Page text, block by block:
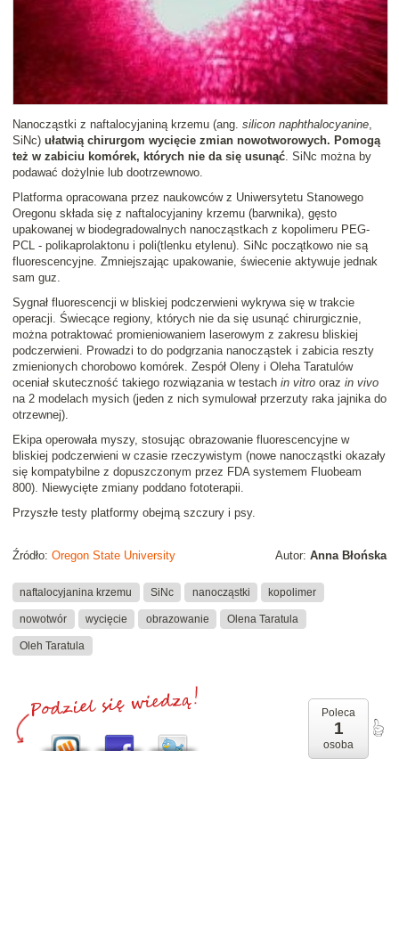
Nanocząstki z naftalocyjaniną krzemu (ang. silicon naphthalocyanine,
SiNc) ułatwią chirurgom wycięcie zmian nowotworowych. Pomogą
też w zabiciu komórek, których nie da się usunąć. SiNc można by
podawać dożylnie lub dootrzewnowo.
Platforma opracowana przez naukowców z Uniwersytetu Stanowego
Oregonu składa się z naftalocyjaniny krzemu (barwnika), gęsto
upakowanej w biodegradowalnych nanocząstkach z kopolimeru PEG-
PCL - polikaprolaktonu i poli(tlenku etylenu). SiNc początkowo nie są
fluorescencyjne. Zmniejszając upakowanie, świecenie aktywuje jednak
sam guz.
Sygnał fluorescencji w bliskiej podczerwieni wykrywa się w trakcie
operacji. Świecące regiony, których nie da się usunąć chirurgicznie,
można potraktować promieniowaniem laserowym z zakresu bliskiej
podczerwieni. Prowadzi to do podgrzania nanocząstek i zabicia reszty
zmienionych chorobowo komórek. Zespół Oleny i Oleha Taratulów
oceniał skuteczność takiego rozwiązania w testach in vitro oraz in vivo
na 2 modelach mysich (jeden z nich symulował przerzuty raka jajnika do
otrzewnej).
Ekipa operowała myszy, stosując obrazowanie fluorescencyjne w
bliskiej podczerwieni w czasie rzeczywistym (nowe nanocząstki okazały
się kompatybilne z dopuszczonym przez FDA systemem Fluobeam
800). Niewycięte zmiany poddano fototerapii.
Przyszłe testy platformy obejmą szczury i psy.
Autor: Anna Błońska
Źródło: Oregon State University
naftalocyjanina krzemu SiNc nanocząstki kopolimer
nowotwór wycięcie obrazowanie Olena Taratula
Oleh Taratula
Poleca
1
osoba